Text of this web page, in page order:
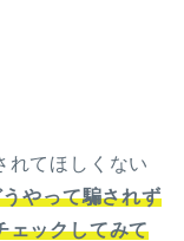
れてほしくない
やって騙されず
ェックしてみて